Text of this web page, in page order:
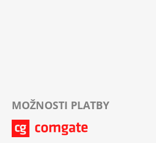
MOŽNOSTI PLATBY